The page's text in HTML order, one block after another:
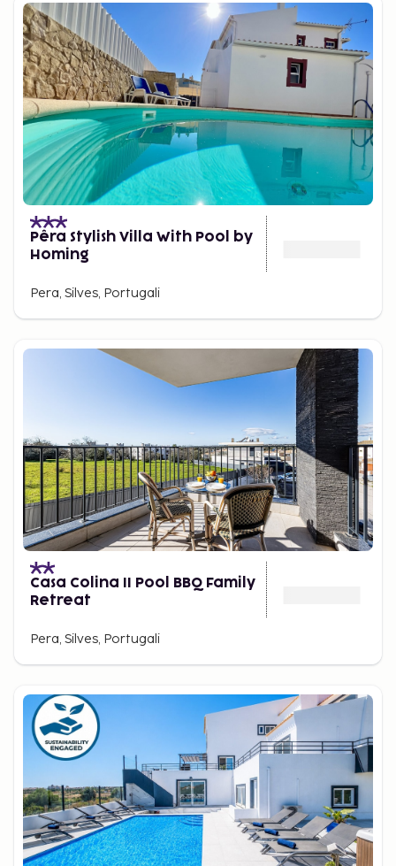
Pêra Stylish Villa With Pool by
Homing
Pera, Silves, Portugali
Casa Colina II Pool BBQ Family
Retreat
Pera, Silves, Portugali